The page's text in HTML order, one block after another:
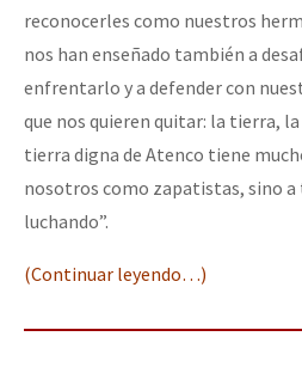
reconocerles como nuestros
nos han enseñado también a
enfrentarlo y a defender con
que nos quieren quitar: la tierra,
tierra digna de Atenco tiene
nosotros como zapatistas, sino a
luchando”.
(Continuar leyendo…)